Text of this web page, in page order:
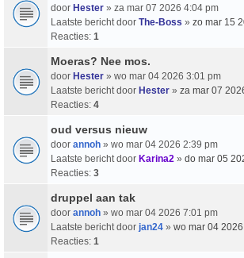
door Hester » za mar 07 2026 4:04 pm
Laatste bericht door The-Boss » zo mar 15
Reacties: 1
Moeras? Nee mos.
door Hester » wo mar 04 2026 3:01 pm
Laatste bericht door Hester » za mar 07
Reacties: 4
oud versus nieuw
door annoh » wo mar 04 2026 2:39 pm
Laatste bericht door Karina2 » do mar 05
Reacties: 3
druppel aan tak
door annoh » wo mar 04 2026 7:01 pm
Laatste bericht door jan24 » wo mar 04
Reacties: 1